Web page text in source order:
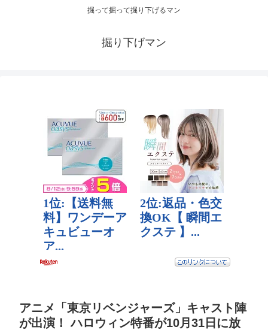
掘って掘って掘り下げるマン
掘り下げマン
アニメ「東京リベンジャーズ」キャスト陣
が出演！ ハロウィン特番が10月31日に放